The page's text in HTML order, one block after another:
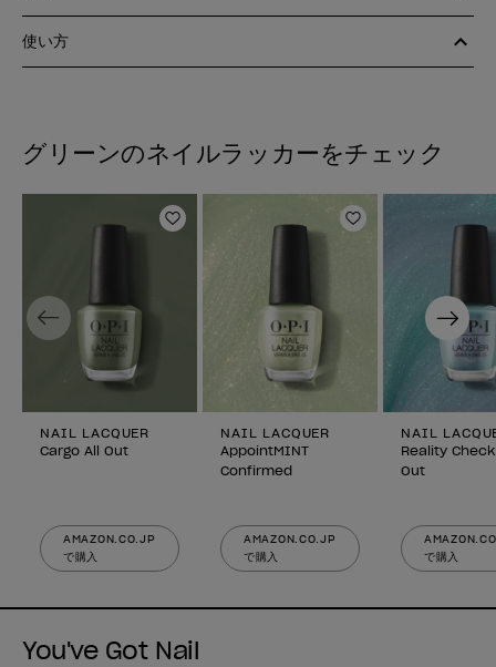
使い方
グリーンのネイルラッカーをチェック
ほしいものリストに追加
NAIL LACQUER
Cargo All Out
AMAZON.CO.JP
で購入
ほしいものリス
NAIL LACQUER
AppointMINT
Confirmed
AMAZON.CO.JP
で購入
NAIL
Reality
Out
で購入
Previous Next
You've Got Nail